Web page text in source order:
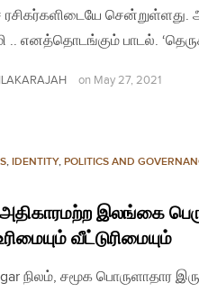
சென்றுள்ளது.
.. எனத்தொடங்கும் பாடல்.
on May 27, 2021
, IDENTITY, POLITICS AND
அதிகாரமற்ற இலங்கை
வீட்டுரிமையும்
நிலம், சமூக பொருளாதார